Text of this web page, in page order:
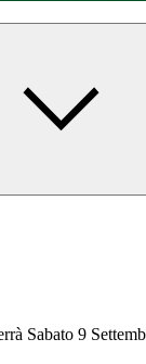
Sabato 9